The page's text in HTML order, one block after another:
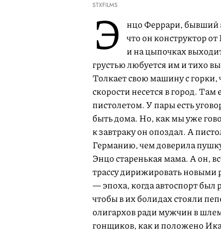
STXFILMS
Э
нцо Феррари, бывший
что он конструктор
и на цыпочках
грустью любуется им и тихо
Толкает свою машину с горки,
скорости несется в город.
пистолетом. У пары есть
быть дома. Но, как мы уже
к завтраку он опоздал. А
Германию, чем доверила
Энцо старенькая мама. А он,
трассу дирижировать новыми
— эпоха, когда автоспорт
чтобы в их болидах стояли
олигархов ради мужчин в
гонщиков, как и положено